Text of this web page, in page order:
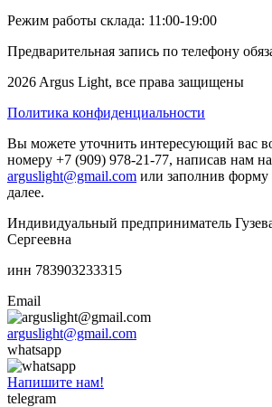
Режим работы склада: 11:00-19:00
Предварительная запись по телефону
2026 Argus Light, все права защищены
Политика конфиденциальности
Вы можете уточнить интересующий вас
номеру +7 (909) 978-21-77, написав нам на
arguslight@gmail.com или заполнив форму
далее.
Индивидуальный предприниматель
Сергеевна
инн 783903233315
Email
arguslight@gmail.com
whatsapp
Напишите нам!
telegram